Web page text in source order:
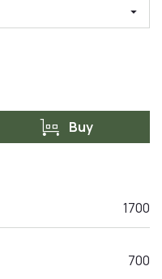
arrow_drop_down
trolley Buy
1700
700